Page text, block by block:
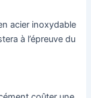
acier inoxydable
à l’épreuve du